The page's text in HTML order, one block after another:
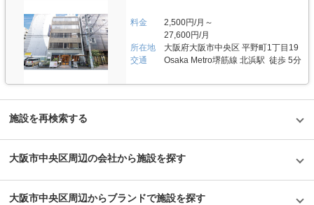
的に応えることができるのは、2003年から約20年に渡ってトランクルーム
を運営し続けているアパルトマンホールディングス株式会社ならではの蓄積
の賜物だろうと思った。「オレンジコンテナ相模原原宿Part1」は国道に面
しており、八王子バイパスからのアクセスも良く、さらにはバス停も近いた
め、荷物の大小問わずどんな方でも使いやすい施設だと感じた。またアパル
トマンホールディングス株式会社では運搬業者と連携し、荷物の搬入や搬
替にてお支払い頂けます。口座振替の場合、契約金のみ銀行振込で、それ以
降は自動振り替えとなります。時期によってお得なキャンペーンなども実施
しますので、ご契約の前にLIFULLトランクルームのHPをご覧ください。24
時間対応可能なWEB契約もおすすめです。 編集後記 「オレンジコンテナ高
槻Part10」が所在する大阪府高槻市は、府内でも人気のエリアだそうだ。と
いうのも、高槻市は建築確認取得のためのハードルが高く、ニーズの割に出
店が困難なためだという。東海道新幹線の高架下にあたり、周辺には大阪府
大きい荷物であっても車で横付けして搬入出が可能なため個人の方にも法人
料金
2,500円/月～
27,600円/月
所在地
大阪府大阪市中央区 平野町1丁目19
交通
Osaka Metro堺筋線 北浜駅 徒歩 5分
施設を再検索する
大阪市中央区周辺の会社から施設を探す
大阪市中央区周辺からブランドで施設を探す